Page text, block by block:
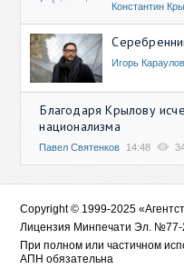
Константин
Игорь Караулов
Благодаря Крылову
национализма
Павел Святенков 14:48
Copyright © 1999-2025
Лицензия Минпечати Эл. №77-
При полном или частичном
АПН обязательна